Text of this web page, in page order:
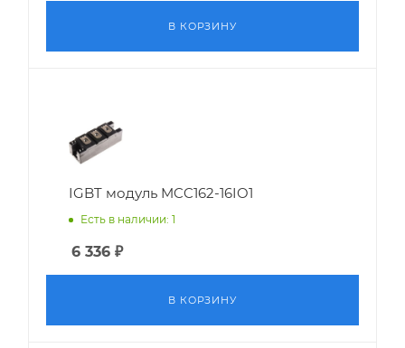
В КОРЗИНУ
IGBT модуль MCC162-16IO1
Есть в наличии: 1
6 336 ₽
В КОРЗИНУ